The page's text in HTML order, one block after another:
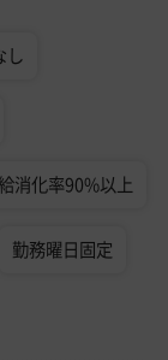
し
消化率90%以上
勤務曜日固定